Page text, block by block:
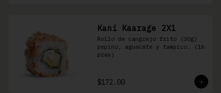
Kani Kaarage 2X1
Rollo de cangrejo frito (30g)
pepino, aguacate y tampico. (16
pzas)
$172.00